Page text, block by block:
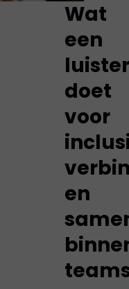
Wat
een
doet
voor
en